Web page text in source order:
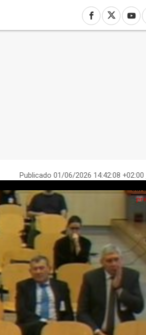
Publicado 01/06/2026 14:42:08 +02:00